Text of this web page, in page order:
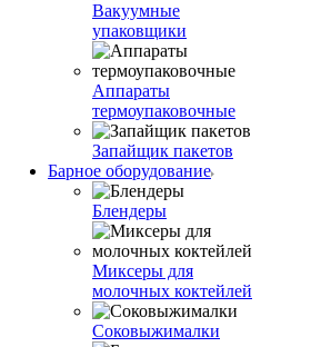
Вакуумные
упаковщики
Аппараты
термоупаковочные
Запайщик пакетов
Барное оборудование
Блендеры
Миксеры для
молочных коктейлей
Соковыжималки